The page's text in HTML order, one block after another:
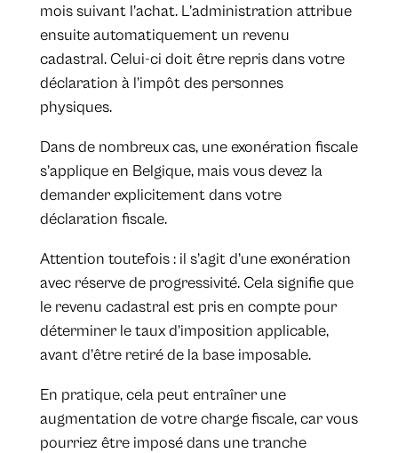
mois suivant l’achat. L’administration attribue
ensuite automatiquement un revenu
cadastral. Celui-ci doit être repris dans votre
déclaration à l’impôt des personnes
physiques.
Dans de nombreux cas, une exonération fiscale
s’applique en Belgique, mais vous devez la
demander explicitement dans votre
déclaration fiscale.
Attention toutefois : il s’agit d’une exonération
avec réserve de progressivité. Cela signifie que
le revenu cadastral est pris en compte pour
déterminer le taux d’imposition applicable,
avant d’être retiré de la base imposable.
En pratique, cela peut entraîner une
augmentation de votre charge fiscale, car vous
pourriez être imposé dans une tranche